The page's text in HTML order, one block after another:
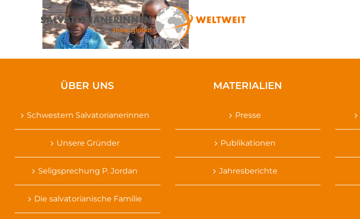
ÜBER UNS
Schwestern Salvatorianerinnen
Unsere Gründer
Seligsprechung P. Jordan
Die salvatorianische Familie
MATERIALIEN
Presse
Publikationen
Jahresberichte